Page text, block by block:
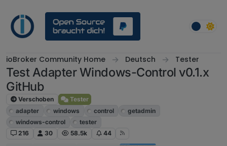
ioBroker Community Home Deutsch Tester
Test Adapter Windows-Control v0.1.x
GitHub
Verschoben
Tester
adapter
windows control
getadmin
windows-control
tester
216
30 58.5k 44